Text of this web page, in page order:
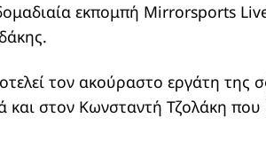
εκπομπή Mirrorsports
τον ακούραστο εργάτη της
στον Κωνσταντή Τζολάκη που